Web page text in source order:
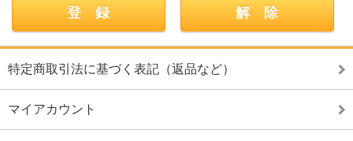
特定商取引法に基づく表記（返品など）
マイアカウント